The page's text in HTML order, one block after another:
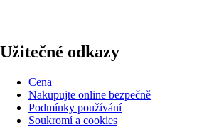
Užitečné odkazy
Cena
Nakupujte online bezpečně
Podmínky používání
Soukromí a cookies